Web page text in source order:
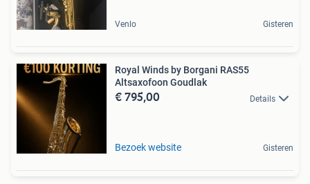
Venlo Gisteren
Royal Winds by Borgani RAS55
Altsaxofoon Goudlak
€ 795,00 Details
Bezoek website Gisteren